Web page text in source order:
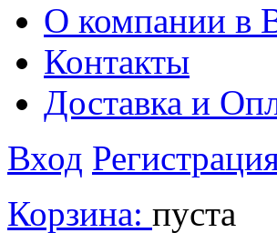
О компании в
Контакты
Доставка и
Вход
Корзина: пуста